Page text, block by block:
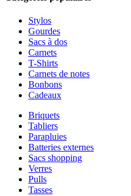
Stylos
Gourdes
Sacs à dos
Carnets
T-Shirts
Carnets de notes
Bonbons
Cadeaux
Briquets
Tabliers
Parapluies
Batteries externes
Sacs shopping
Verres
Pulls
Tasses